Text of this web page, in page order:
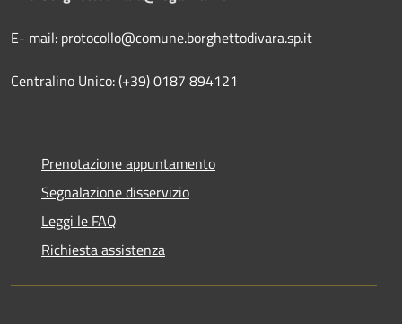
E- mail: protocollo@comune.borghettodivara.sp.it
Centralino Unico: (+39) 0187 894121
Prenotazione appuntamento
Segnalazione disservizio
Leggi le FAQ
Richiesta assistenza